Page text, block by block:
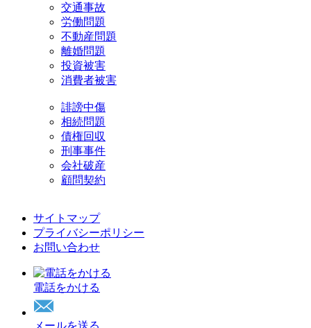
交通事故
労働問題
不動産問題
離婚問題
投資被害
消費者被害
誹謗中傷
相続問題
債権回収
刑事事件
会社破産
顧問契約
サイトマップ
プライバシーポリシー
お問い合わせ
電話をかける
メールを送る